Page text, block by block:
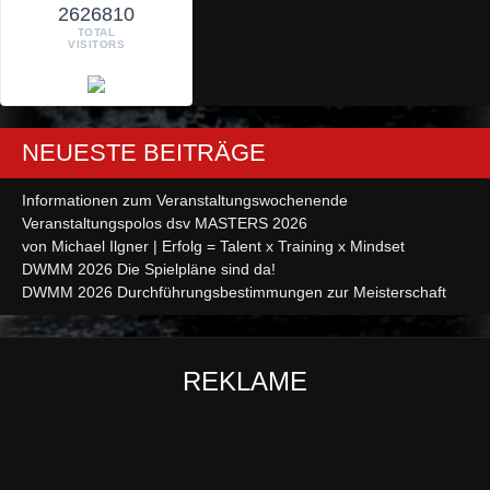
2626810
TOTAL
VISITORS
NEUESTE BEITRÄGE
Informationen zum Veranstaltungswochenende
Veranstaltungspolos dsv MASTERS 2026
von Michael Ilgner | Erfolg = Talent x Training x Mindset
DWMM 2026 Die Spielpläne sind da!
DWMM 2026 Durchführungsbestimmungen zur Meisterschaft
REKLAME